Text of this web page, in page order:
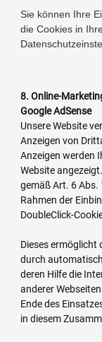
Sie können Ihre
die Cookies in
8. Online-
Google AdSense
Unsere Website
Anzeigen von
Anzeigen werden
Website
gemäß Art. 6 Abs.
Rahmen der
DoubleClick-
Dieses ermöglicht
durch
deren Hilfe die
anderer
Ende des
in diesem